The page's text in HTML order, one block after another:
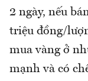
2 ngày, nếu
triệu đồng/
mua vàng ở
mạnh và có